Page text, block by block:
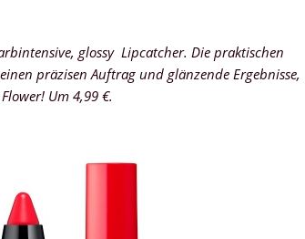
glossy Lipcatcher. Die praktischen
präzisen Auftrag und glänzende Ergebnisse,
Um 4,99 €.